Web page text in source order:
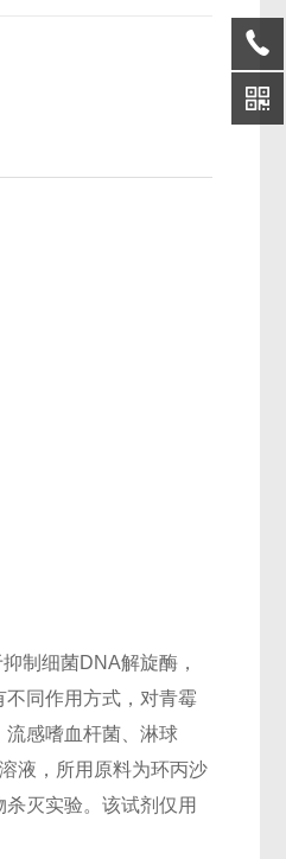
制细菌DNA解旋酶，
同作用方式，对青霉
流感嗜血杆菌、淋球
液，所用原料为环丙沙
灭实验。该试剂仅用